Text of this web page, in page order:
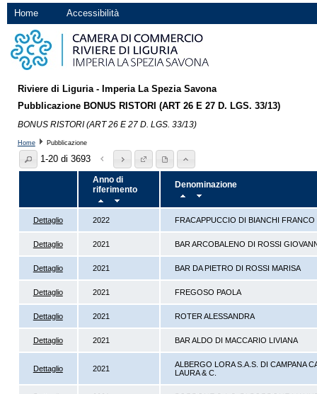
Home Accessibilità
Riviere di Liguria - Imperia La Spezia Savona
Pubblicazione BONUS RISTORI (ART 26 E 27 D. LGS. 33/13)
BONUS RISTORI (ART 26 E 27 D. LGS. 33/13)
Home Pubblicazione
1-20 di 3693
Anno di
riferimento
Denominazione
Dettaglio 2022 FRACAPPUCCIO DI BIANCHI FRANCO
Dettaglio 2021 BAR ARCOBALENO DI ROSSI
Dettaglio 2021 BAR DA PIETRO DI ROSSI MARISA
Dettaglio 2021 FREGOSO PAOLA
Dettaglio 2021 ROTER ALESSANDRA
Dettaglio 2021 BAR ALDO DI MACCARIO LIVIANA
Dettaglio 2021
ALBERGO LORA S.A.S. DI CAMPANA
LAURA & C.